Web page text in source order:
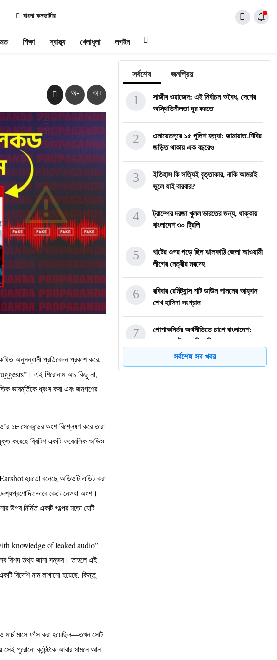
বাংলা কনভার্টার
শিক্ষা স্বাস্থ্য খেলাধুলা লগইন
অ- অ+
অনুসন্ধানী প্রতিবেদন প্রকাশ করে,
এই শিরোনাম আর কিছু না,
ভাবমূর্তিকে ধ্বংস করা এবং জনগণের
১৮ সেকেন্ডের অংশ বিশ্লেষণ করে তারা
করেছে ব্রিটিশ একটি ফরেনসিক অডিও
Earshot হয়তো বলেছে অডিওটি এডিট করা
কেটে নেওয়া অংশ।
উপর নির্মিত একটি গল্পের মতো যেটি
with knowledge of leaked audio”।
বিশদ তথ্য জানা সম্ভব। তাহলে এই
বিদেশি নাম লাগানো হয়েছে, কিন্তু
মাসে ফাঁস করা হয়েছিল—তখন সেটি
সেই পুরোনো কন্টেন্টকে আবার সামনে আনা
সর্বশেষ জনপ্রিয়
সাজীব ওয়াজেদ: এই নির্বাচন অবৈধ, দেশের
অস্থিতিশীলতা দূর করতে
1
এনায়েতপুরে ১৫ পুলিশ হত্যা: জামায়াত-শিবির
জড়িত থাকায় এক বছরেও
2
ইতিহাস কি সত্যিই বৃত্তাকার, নাকি আমরাই
ভুলে যাই বারবার?
3
ট্রাম্পের দরজা খুলল ভারতের জন্য, ধাক্কায়
বাংলাদেশ ৩০ ট্রিলি
4
খাটের ওপর পড়ে ছিল ঝালকাঠি জেলা আওয়ামী
লীগের নেত্রীর মরদেহ
5
রবিবার রেমিট্যান্স শাট ডাউন পালনের আহ্বান
শেখ হাসিনা সংগ্রাম
6
পোশাকনির্ভর অর্থনীতিতে চাপে বাংলাদেশ:
ভারতের কৌশলে ধীরে ধীরে
7
দুই সমাবেশ স্থলেই মার খেলো এনসিপি,
8
সর্বশেষ সব খবর